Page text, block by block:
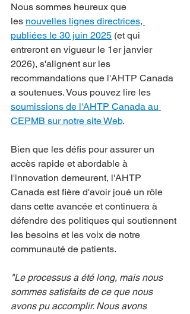
Nous sommes heureux que
les nouvelles lignes directrices,
publiées le 30 juin 2025 (et qui
entreront en vigueur le 1er janvier
2026), s'alignent sur les
recommandations que l'AHTP Canada
a soutenues. Vous pouvez lire les
soumissions de l'AHTP Canada au
CEPMB sur notre site Web.
Bien que les défis pour assurer un
accès rapide et abordable à
l'innovation demeurent, l'AHTP
Canada est fière d'avoir joué un rôle
dans cette avancée et continuera à
défendre des politiques qui soutiennent
les besoins et les voix de notre
communauté de patients.
"Le processus a été long, mais nous
sommes satisfaits de ce que nous
avons pu accomplir. Nous avons